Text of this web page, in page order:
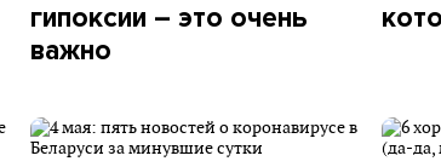
гипоксии – это очень
важно